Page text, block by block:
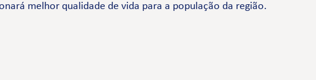
melhor qualidade de vida para a população da região.